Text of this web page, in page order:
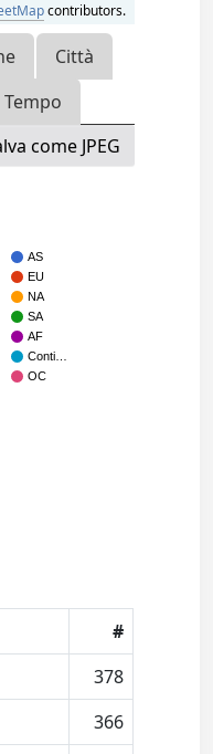
contributors.
Città
Tempo
come JPEG
AS
EU
NA
SA
AF
Conti…
OC
#
378
366